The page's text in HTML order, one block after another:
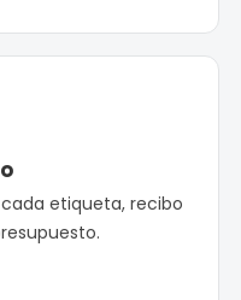
etiqueta, recibo